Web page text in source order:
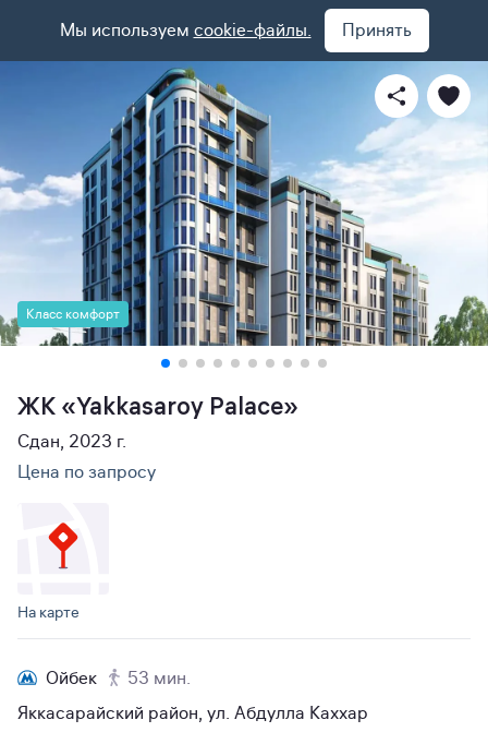
Мы используем cookie-файлы. Принять
Класс комфорт
ЖК «Yakkasaroy Palace»
Сдан, 2023 г.
Цена по запросу
На карте
Ойбек
53 мин.
Яккасарайский район, ул. Абдулла Каххар